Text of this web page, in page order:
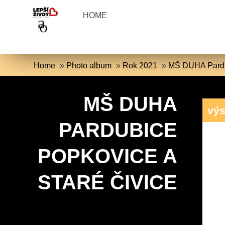
HOME
Home » Photo album » Rok 2021 » MŠ DUHA
MŠ DUHA
PARDUBICE
POPKOVICE A
STARÉ ČIVICE